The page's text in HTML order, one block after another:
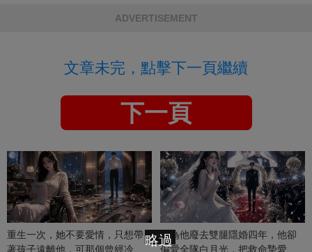
ADVERTISEMENT
文章未完，點擊下一頁繼續
下一頁
重生一次，她不要愛情，只想帶
著孩子遠離他，可那個曾經冷漠
她為他廢去雙腿隱婚四年，他卻
偏愛全隊白月光，把救命摯愛當
略過